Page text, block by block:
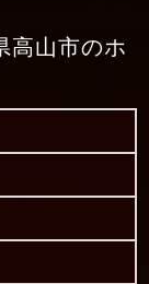
高山市のホ